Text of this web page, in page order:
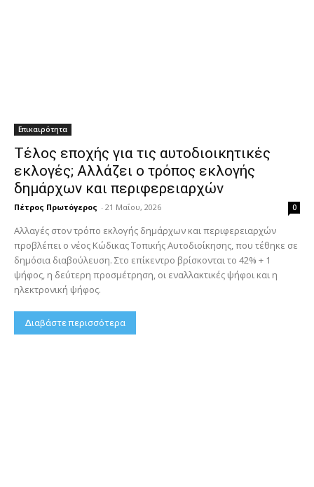
Επικαιρότητα
Τέλος εποχής για τις αυτοδιοικητικές
εκλογές; Αλλάζει ο τρόπος εκλογής
δημάρχων και περιφερειαρχών
Πέτρος Πρωτόγερος - 21 Μαΐου, 2026 0
Αλλαγές στον τρόπο εκλογής δημάρχων και περιφερειαρχών
προβλέπει ο νέος Κώδικας Τοπικής Αυτοδιοίκησης, που τέθηκε σε
δημόσια διαβούλευση. Στο επίκεντρο βρίσκονται το 42% + 1
ψήφος, η δεύτερη προσμέτρηση, οι εναλλακτικές ψήφοι και η
ηλεκτρονική ψήφος.
Διαβάστε περισσότερα